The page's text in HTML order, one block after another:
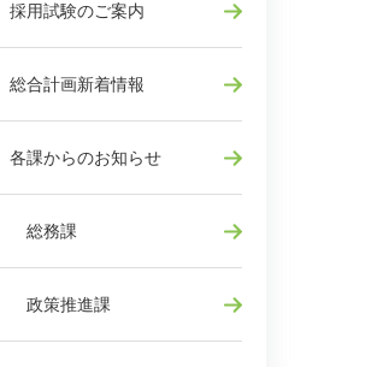
採用試験のご案内
総合計画新着情報
各課からのお知らせ
総務課
政策推進課